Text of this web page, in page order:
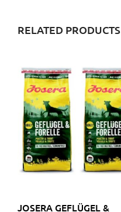
RELATED PRODUCTS
JOSERA GEFLÜGEL &